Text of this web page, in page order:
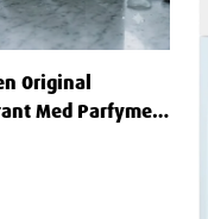
Original
Med Parfyme